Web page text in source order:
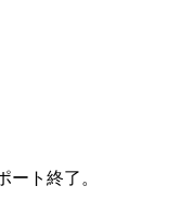
ート終了。